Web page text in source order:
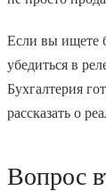
Если вы ищете
убедиться в
Бухгалтерия
рассказать о
Вопрос